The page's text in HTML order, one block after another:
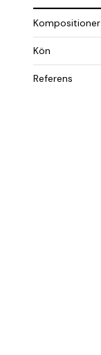
Kompositioner
Kön
Referens